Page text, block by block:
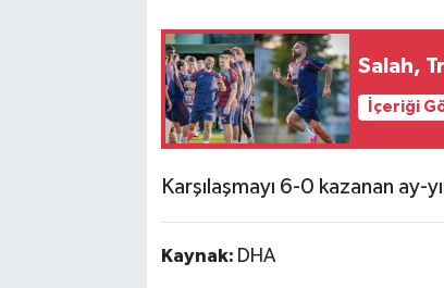
Salah,
İçeriği
Karşılaşmayı 6-0 kazanan ay-
Kaynak: DHA